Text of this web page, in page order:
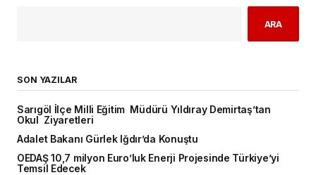
ARA
SON YAZILAR
Sarıgöl İlçe Milli Eğitim Müdürü Yıldıray Demirtaş’tan
Okul Ziyaretleri
Adalet Bakanı Gürlek Iğdır’da Konuştu
OEDAŞ 10,7 milyon Euro’luk Enerji Projesinde Türkiye’yi
Temsil Edecek